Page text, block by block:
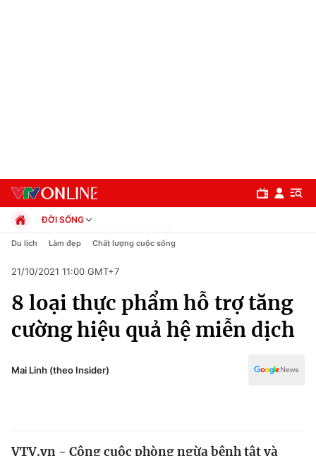
Chuyên mục
Chính trị
ĐỜI SỐNG
Chính trị
Pháp luật
Kinh tế
Thể thao
Truyền hình
Y tế
Du lịch Làm đẹp Chất lượng cuộc sống
21/10/2021 11:00 GMT+7
8 loại thực phẩm hỗ trợ tăng
cường hiệu quả hệ miễn dịch
Mai Linh (theo Insider)
VTV.vn - Công cuộc phòng ngừa bệnh tật và